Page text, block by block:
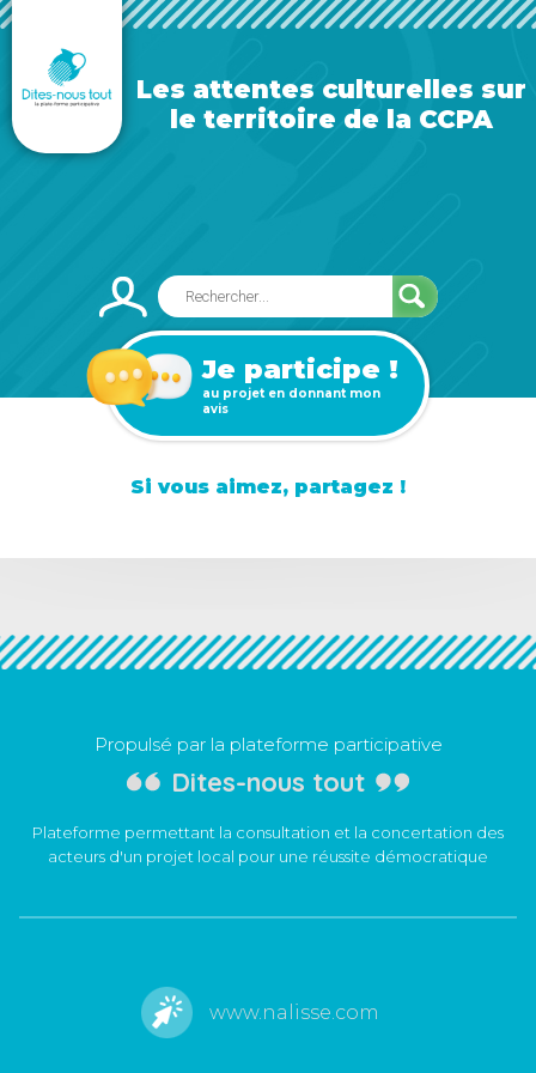
Les attentes culturelles sur
le territoire de la CCPA
Je participe !
au projet en donnant mon
avis
Si vous aimez, partagez !
Propulsé par la plateforme participative
Dites-nous tout
Plateforme permettant la consultation et la concertation des
acteurs d'un projet local pour une réussite démocratique
www.nalisse.com